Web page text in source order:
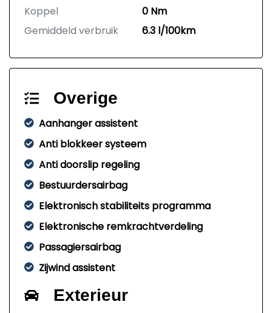
Koppel
0 Nm
Gemiddeld verbruik
6.3 l/100km
Overige
Aanhanger assistent
Anti blokkeer systeem
Anti doorslip regeling
Bestuurdersairbag
Elektronisch stabiliteits programma
Elektronische remkrachtverdeling
Passagiersairbag
Zijwind assistent
Exterieur